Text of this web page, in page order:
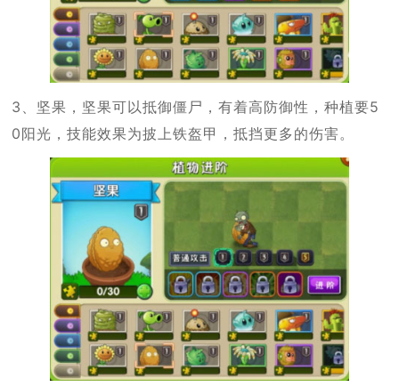
3、坚果，坚果可以抵御僵尸，有着高防御性，种植要5
0阳光，技能效果为披上铁盔甲，抵挡更多的伤害。